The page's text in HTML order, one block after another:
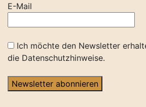
E-Mail
Ich möchte den Newsletter
die Datenschutzhinweise.
Newsletter abonnieren